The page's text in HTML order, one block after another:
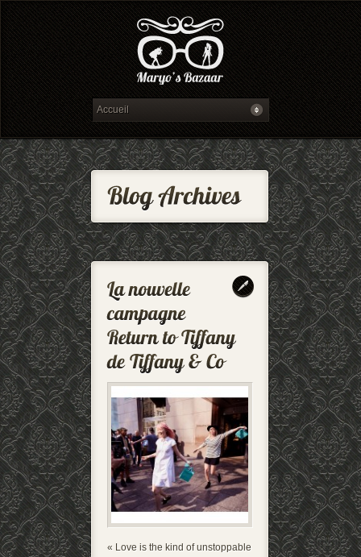
« Love is the kind of unstoppable